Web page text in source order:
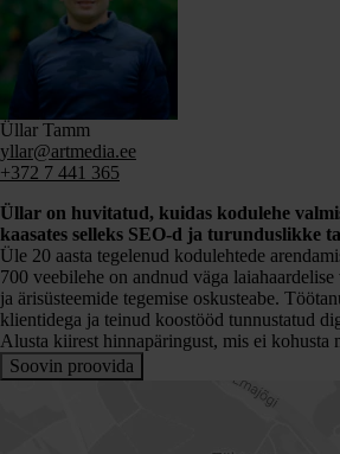
Üllar Tamm
yllar@artmedia.ee
+372 7 441 365
Üllar on huvitatud, kuidas kodulehe
kaasates selleks SEO-d ja turunduslikke
Üle 20 aasta tegelenud kodulehtede
700 veebilehe on andnud väga
ja ärisüsteemide tegemise oskusteabe.
klientidega ja teinud koostööd tunnustatud
Alusta kiirest hinnapäringust, mis ei kohusta
Soovin proovida